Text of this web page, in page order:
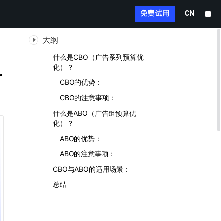
免费试用 CN
大纲
什么是CBO（广告系列预算优
化）？
CBO的优势：
CBO的注意事项：
什么是ABO（广告组预算优
化）？
ABO的优势：
ABO的注意事项：
CBO与ABO的适用场景：
总结